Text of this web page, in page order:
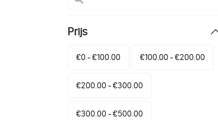
Prijs
€0 - €100.00 €100.00 - €200.00
€200.00 - €300.00
€300.00 - €500.00